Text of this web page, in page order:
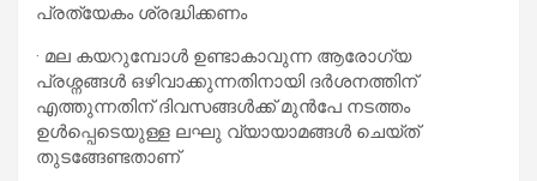
പ്രത്യേകം ശ്രദ്ധിക്കണം
· മല കയറുമ്പോള്‍ ഉണ്ടാകാവുന്ന ആരോഗ്യ
പ്രശ്നങ്ങള്‍ ഒഴിവാക്കുന്നതിനായി ദര്‍ശനത്തിന്
എത്തുന്നതിന് ദിവസങ്ങള്‍ക്ക് മുന്‍പേ നടത്തം
ഉള്‍പ്പെടെയുള്ള ലഘു വ്യായാമങ്ങള്‍ ചെയ്ത്
തുടങ്ങേണ്ടതാണ്